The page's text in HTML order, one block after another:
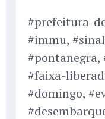
#prefeitura-
#immu,
#faixa-
#domingo,